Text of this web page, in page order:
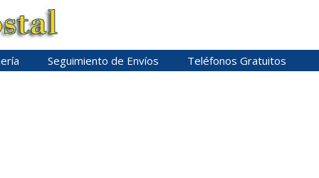
Seguimiento de Envíos Teléfonos Gratuitos